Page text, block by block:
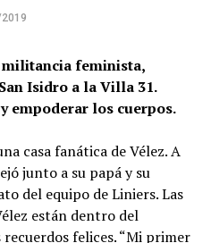
feminista,
Isidro a la Villa 31.
empoderar los cuerpos.
casa fanática de Vélez. A
junto a su papá y su
del equipo de Liniers. Las
están dentro del
felices. “Mi primer